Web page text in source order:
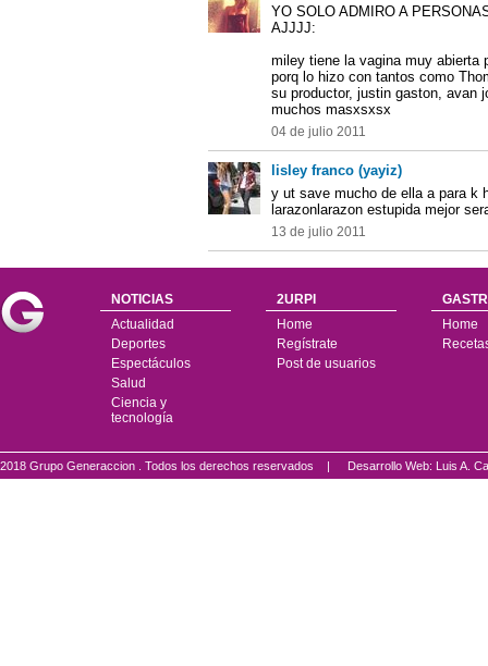
YO SOLO ADMIRO A
AJJJJ:
miley tiene la vagina muy abierta
porq lo hizo con tantos como
su productor, justin gaston, avan
muchos masxsxsx
04 de julio 2011
lisley franco (yayiz)
y ut save mucho de ella a para k
larazonlarazon estupida mejor
13 de julio 2011
NOTICIAS
Actualidad
Deportes
Espectáculos
Salud
Ciencia y
tecnología
2URPI
Home
Regístrate
Post de usuarios
Home
2018 Grupo Generaccion . Todos los derechos reservados | Desarrollo Web: Luis